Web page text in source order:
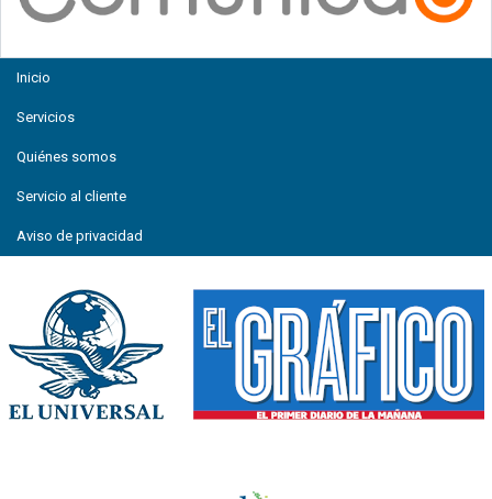
Inicio
Servicios
Quiénes somos
Servicio al cliente
Aviso de privacidad